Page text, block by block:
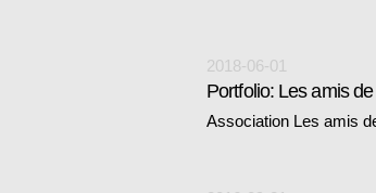
2018-06-01
Association Les amis